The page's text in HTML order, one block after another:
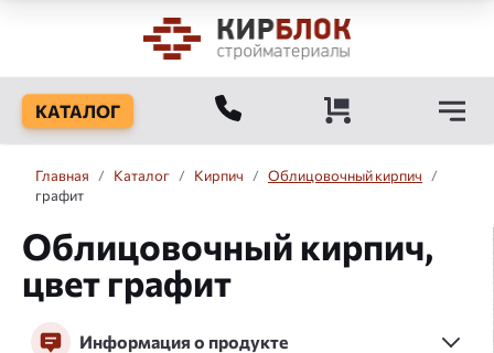
КАТАЛОГ
Главная / Каталог / Кирпич / Облицовочный кирпич
/
графит
Облицовочный кирпич,
цвет графит
Информация о продукте